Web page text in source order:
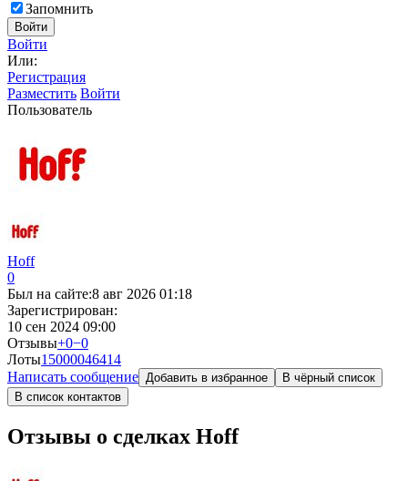
Запомнить
Войти
Войти
Или:
Регистрация
Разместить Войти
Пользователь
Hoff
0
Был на сайте:8 авг 2026 01:18
Зарегистрирован:
10 сен 2024 09:00
Отзывы+0−0
Лоты15000046414
Написать сообщение Добавить в избранное
В чёрный список
В список контактов
Отзывы о сделках Hoff